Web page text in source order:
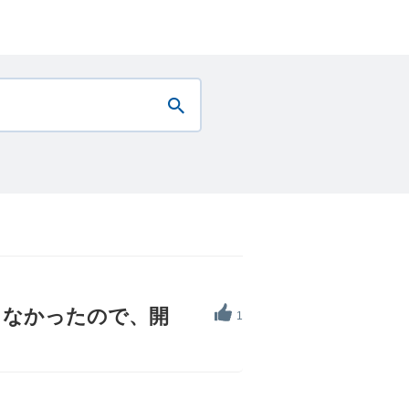
1
かったので、開